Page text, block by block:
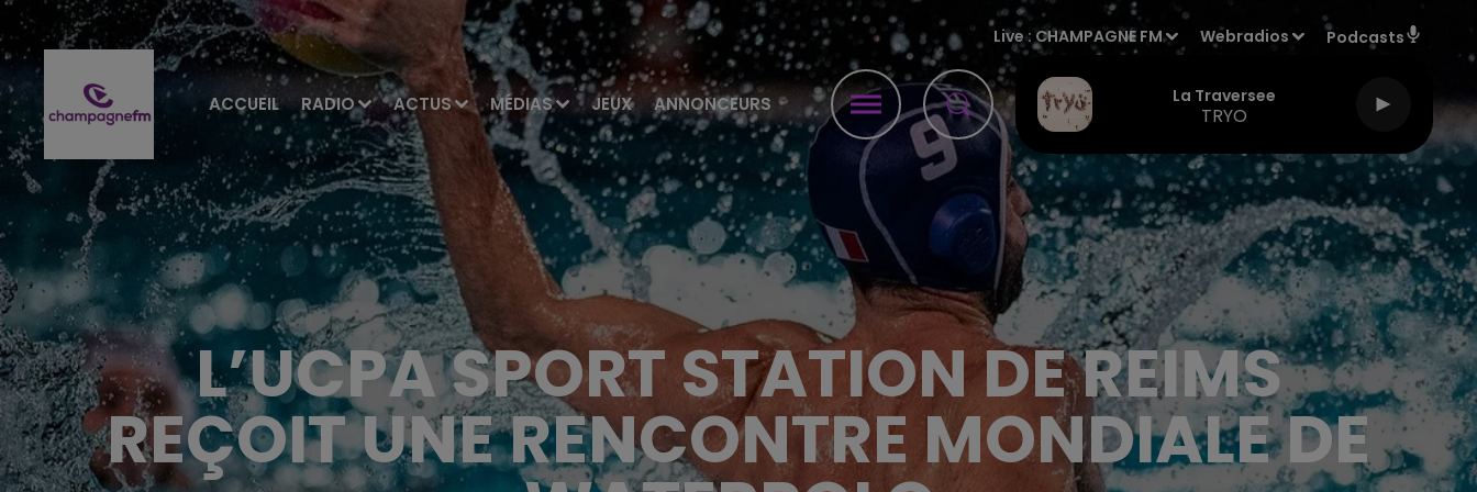
ACCUEIL RADIO ACTUS MÉDIAS JEUX ANNONCEURS
Live :CHAMPAGNE FM Webradios Podcasts
La Traversee
TRYO
L’UCPA SPORT STATION DE REIMS
REÇOIT UNE RENCONTRE MONDIALE DE